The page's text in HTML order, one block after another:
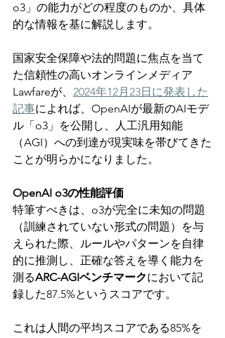
o3」の能力がどの程度のものか、具体
的な情報を基に解説します。
国家安全保障や法的問題に焦点を当て
た信頼性の高いオンラインメディア
Lawfareが、 2024年12月23日に発表した
記事によれば、OpenAIが最新のAIモデ
ル「o3」を公開し、人工汎用知能
（AGI）への到達が現実味を帯びてきた
ことが明らかになりました。
OpenAI o3の性能評価
特筆すべきは、o3が完全に未知の問題
（訓練されていない形式の問題）を与
えられた際、ルールやパターンを自律
的に推測し、正確な答えを導く能力を
測るARC-AGIベンチマークにおいて記
録した87.5%というスコアです。
これは人間の平均スコアである85%を